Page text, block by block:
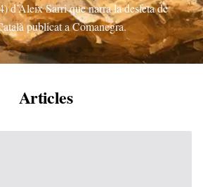
colonial en la qual Catalunya viu i ha
hagut de viure.
Articles